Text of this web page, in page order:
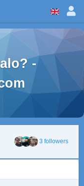
-
3 followers